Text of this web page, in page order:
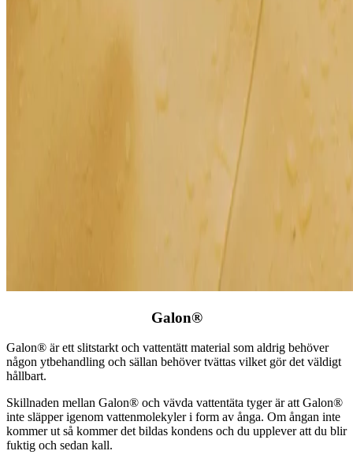
Galon®
Galon® är ett slitstarkt och vattentätt material som aldrig behöver
någon ytbehandling och sällan behöver tvättas vilket gör det väldigt
hållbart.
Skillnaden mellan Galon® och vävda vattentäta tyger är att Galon®
inte släpper igenom vattenmolekyler i form av ånga. Om ångan inte
kommer ut så kommer det bildas kondens och du upplever att du blir
fuktig och sedan kall.